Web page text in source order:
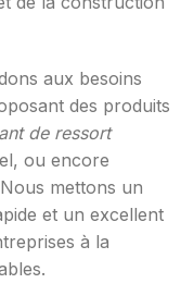
aux besoins
des produits
de ressort
ou encore
mettons un
et un excellent
à la